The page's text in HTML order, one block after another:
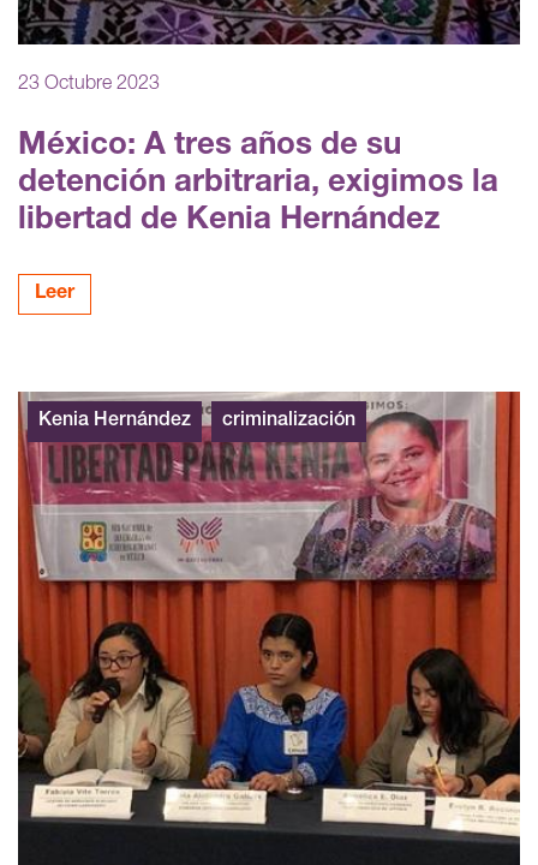
23 Octubre 2023
México: A tres años de su
detención arbitraria, exigimos la
libertad de Kenia Hernández
Leer
Kenia Hernández criminalización